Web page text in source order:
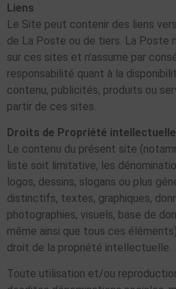
Liens
Le Site peut contenir des liens
de La Poste ou de tiers. La Poste
sur ces sites et n’assume par
responsabilité quant à la
contenu, publicités, produits ou
partir de ces sites.
Droits de Propriété intellectuelle
Le contenu du présent site
liste soit limitative, les
logos, dessins, slogans ou plus
distinctifs, textes, graphiques,
photographies, visuels, base de
même ainsi que tous ces
droit de la propriété intellectuelle.
Toute utilisation et/ou